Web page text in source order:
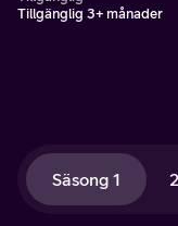
Tillgänglig 3+ månader
Säsong 1 2